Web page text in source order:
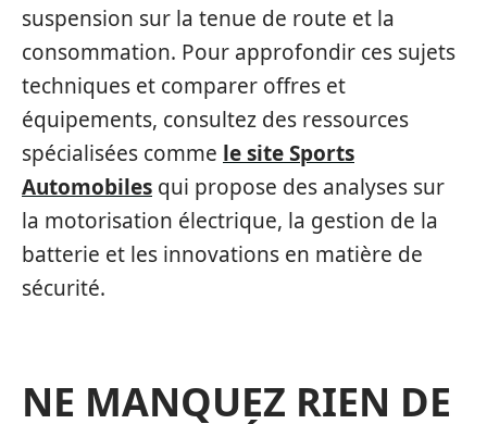
suspension sur la tenue de route et la
consommation. Pour approfondir ces sujets
techniques et comparer offres et
équipements, consultez des ressources
spécialisées comme le site Sports
Automobiles qui propose des analyses sur
la motorisation électrique, la gestion de la
batterie et les innovations en matière de
sécurité.
NE MANQUEZ RIEN DE